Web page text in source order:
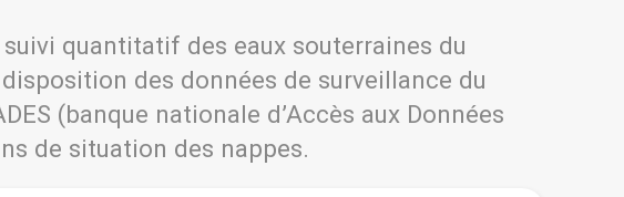
quantitatif des eaux souterraines du
des données de surveillance du
(banque nationale d’Accès aux Données
de situation des nappes.